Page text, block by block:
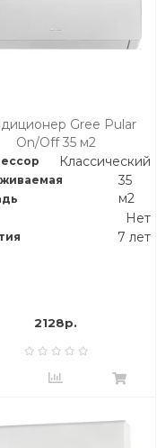
Gree Pular
On/Off 35 м2
Классический
35
м2
Нет
7 лет
2128р.